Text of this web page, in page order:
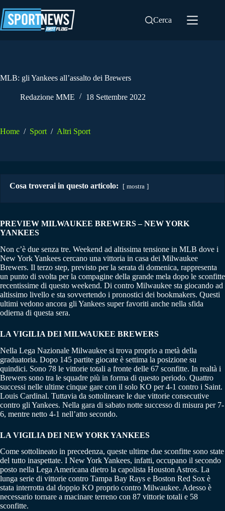
al
contenuto
Cerca
MLB: gli Yankees all’assalto dei Brewers
Redazione MME 18 Settembre 2022
Home / Sport / Altri Sport
Cosa troverai in questo articolo: mostra
PREVIEW MILWAUKEE BREWERS – NEW YORK
YANKEES
Non c’è due senza tre. Weekend ad altissima tensione in MLB dove i
New York Yankees cercano una vittoria in casa dei Milwaukee
Brewers. Il terzo step, previsto per la serata di domenica, rappresenta
un punto di svolta per la compagine della grande mela dopo le sconfitte
recentissime di questo weekend. Di contro Milwaukee sta giocando ad
altissimo livello e sta sovvertendo i pronostici dei bookmakers. Questi
ultimi vedono ancora gli Yankees super favoriti anche nella sfida
odierna di questa sera.
LA VIGILIA DEI MILWAUKEE BREWERS
Nella Lega Nazionale Milwaukee si trova proprio a metà della
graduatoria. Dopo 145 partite giocate è settima la posizione su
quindici. Sono 78 le vittorie totali a fronte delle 67 sconfitte. In realtà i
Brewers sono tra le squadre più in forma di questo periodo. Quattro
successi nelle ultime cinque gare con il solo KO per 4-1 contro i Saint.
Louis Cardinal. Tuttavia da sottolineare le due vittorie consecutive
contro gli Yankees. Nella gara di sabato notte successo di misura per 7-
6, mentre netto 4-1 nell’atto secondo.
LA VIGILIA DEI NEW YORK YANKEES
Come sottolineato in precedenza, queste ultime due sconfitte sono state
del tutto inaspettate. I New York Yankees, infatti, occupano il secondo
posto nella Lega Americana dietro la capolista Houston Astros. La
lunga serie di vittorie contro Tampa Bay Rays e Boston Red Sox è
stata interrotta dal doppio KO proprio contro Milwaukee. Adesso è
necessario tornare a macinare terreno con 87 vittorie totali e 58
sconfitte.